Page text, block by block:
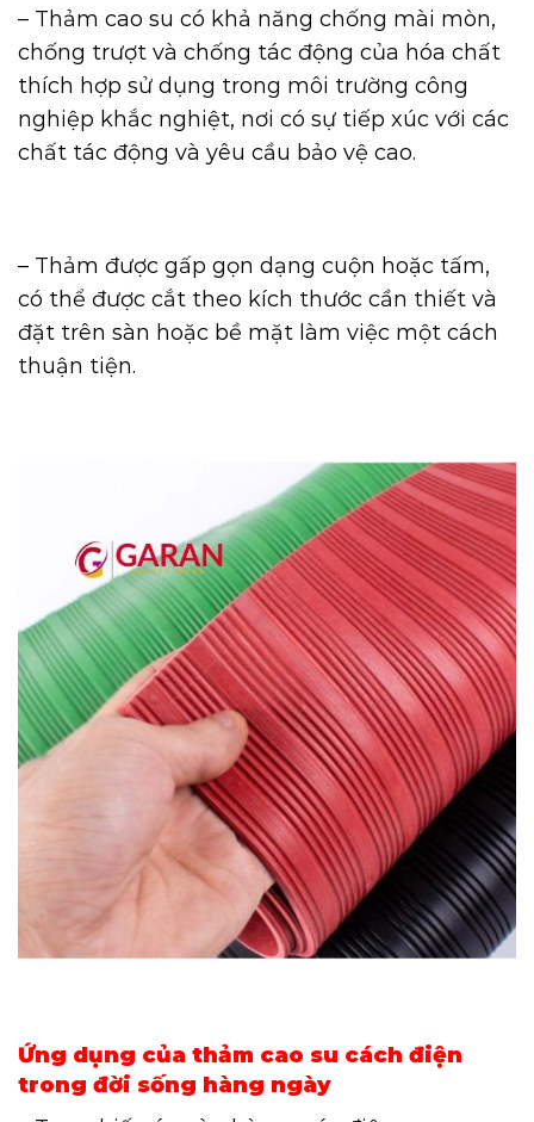
– Thảm cao su có khả năng chống mài mòn,
chống trượt và chống tác động của hóa chất
thích hợp sử dụng trong môi trường công
nghiệp khắc nghiệt, nơi có sự tiếp xúc với các
chất tác động và yêu cầu bảo vệ cao.
– Thảm được gấp gọn dạng cuộn hoặc tấm,
có thể được cắt theo kích thước cần thiết và
đặt trên sàn hoặc bề mặt làm việc một cách
thuận tiện.
Ứng dụng của thảm cao su cách điện
trong đời sống hàng ngày